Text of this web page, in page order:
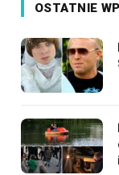
OSTATNIE